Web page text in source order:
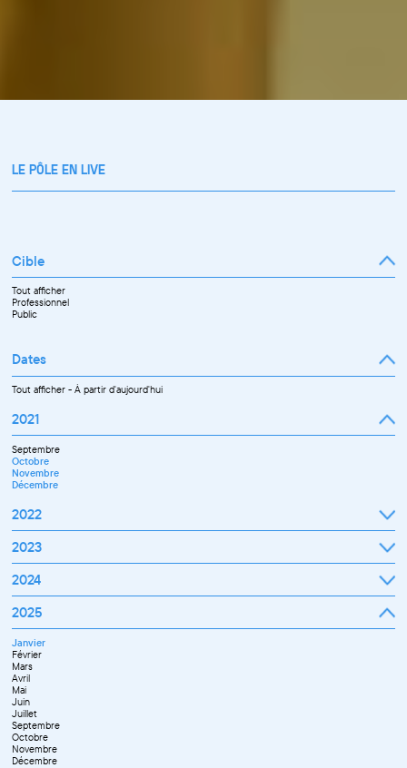
LE PÔLE EN LIVE
Cible
Tout afficher
Professionnel
Public
Dates
Tout afficher-À partir d'aujourd'hui
2021
Septembre
Octobre
Novembre
Décembre
2022
Janvier
Février
Mars
Avril
Juillet
Septembre
Octobre
Novembre
Décembre
2023
Janvier
Février
Mars
Avril
Septembre
Octobre
Novembre
Décembre
2024
Janvier
Février
Mars
Avril
Mai
Juin
Juillet
Septembre
Novembre
Décembre
2025
Janvier
Février
Mars
Avril
Mai
Juin
Juillet
Septembre
Octobre
Novembre
Décembre